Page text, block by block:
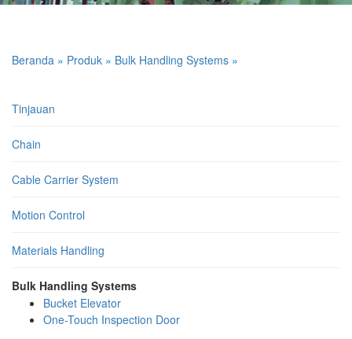
Beranda » Produk » Bulk Handling Systems »
Tinjauan
Chain
Cable Carrier System
Motion Control
Materials Handling
Bulk Handling Systems
Bucket Elevator
One-Touch Inspection Door